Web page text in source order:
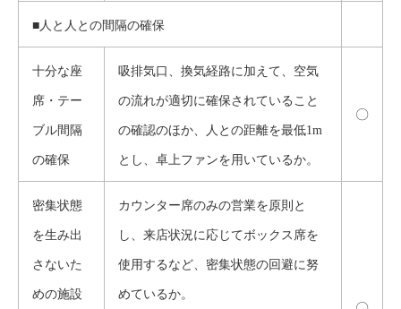
■人と人との間隔の確保
十分な座
席・テー
ブル間隔
の確保
吸排気口、換気経路に加えて、空気
の流れが適切に確保されていること
の確認のほか、人との距離を最低1m
とし、卓上ファンを用いているか。
〇
密集状態
を生み出
さないた
めの施設
カウンター席のみの営業を原則と
し、来店状況に応じてボックス席を
使用するなど、密集状態の回避に努
めているか。